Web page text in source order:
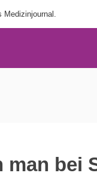
Medizinjournal.
man bei